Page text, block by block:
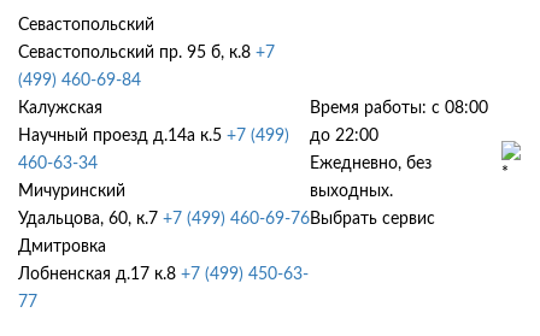
Севастопольский
Севастопольский пр. 95 б, к.8 +7
(499) 460-69-84
Калужская
Научный проезд д.14а к.5 +7 (499)
460-63-34
Мичуринский
Удальцова, 60, к.7 +7 (499) 460-69-76
Дмитровка
Лобненская д.17 к.8 +7 (499) 450-63-
77
Время работы: с 08:00
до 22:00
Ежедневно, без
выходных.
Выбрать сервис